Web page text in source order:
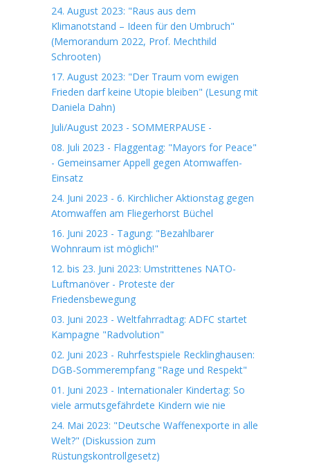
24. August 2023: "Raus aus dem
Klimanotstand – Ideen für den Umbruch"
(Memorandum 2022, Prof. Mechthild
Schrooten)
17. August 2023: "Der Traum vom ewigen
Frieden darf keine Utopie bleiben" (Lesung mit
Daniela Dahn)
Juli/August 2023 - SOMMERPAUSE -
08. Juli 2023 - Flaggentag: "Mayors for Peace"
- Gemeinsamer Appell gegen Atomwaffen-
Einsatz
24. Juni 2023 - 6. Kirchlicher Aktionstag gegen
Atomwaffen am Fliegerhorst Büchel
16. Juni 2023 - Tagung: "Bezahlbarer
Wohnraum ist möglich!"
12. bis 23. Juni 2023: Umstrittenes NATO-
Luftmanöver - Proteste der
Friedensbewegung
03. Juni 2023 - Weltfahrradtag: ADFC startet
Kampagne "Radvolution"
02. Juni 2023 - Ruhrfestspiele Recklinghausen:
DGB-Sommerempfang "Rage und Respekt"
01. Juni 2023 - Internationaler Kindertag: So
viele armutsgefährdete Kindern wie nie
24. Mai 2023: "Deutsche Waffenexporte in alle
Welt?" (Diskussion zum
Rüstungskontrollgesetz)